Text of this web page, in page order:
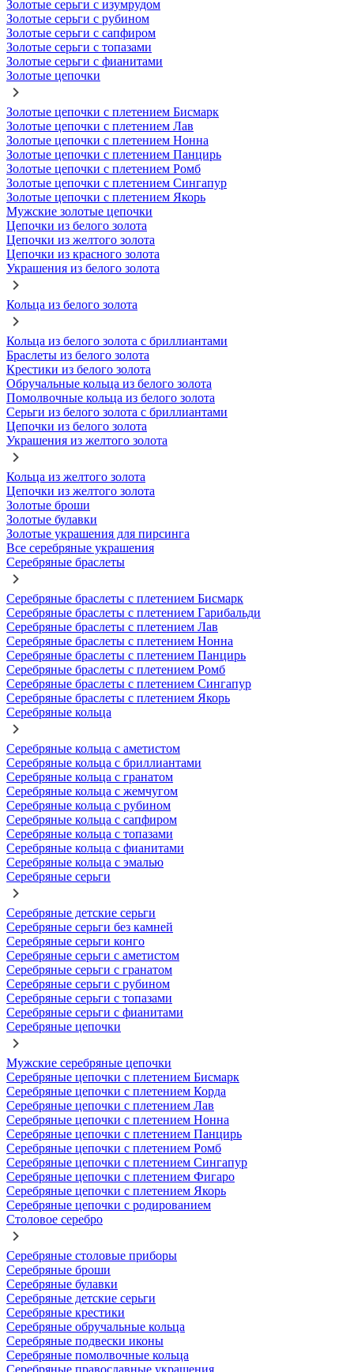
Золотые серьги с изумрудом
Золотые серьги с рубином
Золотые серьги с сапфиром
Золотые серьги с топазами
Золотые серьги с фианитами
Золотые цепочки
Золотые цепочки с плетением Бисмарк
Золотые цепочки с плетением Лав
Золотые цепочки с плетением Нонна
Золотые цепочки с плетением Панцирь
Золотые цепочки с плетением Ромб
Золотые цепочки с плетением Сингапур
Золотые цепочки с плетением Якорь
Мужские золотые цепочки
Цепочки из белого золота
Цепочки из желтого золота
Цепочки из красного золота
Украшения из белого золота
Кольца из белого золота
Кольца из белого золота с бриллиантами
Браслеты из белого золота
Крестики из белого золота
Обручальные кольца из белого золота
Помолвочные кольца из белого золота
Серьги из белого золота с бриллиантами
Цепочки из белого золота
Украшения из желтого золота
Кольца из желтого золота
Цепочки из желтого золота
Золотые броши
Золотые булавки
Золотые украшения для пирсинга
Все серебряные украшения
Серебряные браслеты
Серебряные браслеты с плетением Бисмарк
Серебряные браслеты с плетением Гарибальди
Серебряные браслеты с плетением Лав
Серебряные браслеты с плетением Нонна
Серебряные браслеты с плетением Панцирь
Серебряные браслеты с плетением Ромб
Серебряные браслеты с плетением Сингапур
Серебряные браслеты с плетением Якорь
Серебряные кольца
Серебряные кольца с аметистом
Серебряные кольца с бриллиантами
Серебряные кольца с гранатом
Серебряные кольца с жемчугом
Серебряные кольца с рубином
Серебряные кольца с сапфиром
Серебряные кольца с топазами
Серебряные кольца с фианитами
Серебряные кольца с эмалью
Серебряные серьги
Серебряные детские серьги
Серебряные серьги без камней
Серебряные серьги конго
Серебряные серьги с аметистом
Серебряные серьги с гранатом
Серебряные серьги с рубином
Серебряные серьги с топазами
Серебряные серьги с фианитами
Серебряные цепочки
Мужские серебряные цепочки
Серебряные цепочки с плетением Бисмарк
Серебряные цепочки с плетением Корда
Серебряные цепочки с плетением Лав
Серебряные цепочки с плетением Нонна
Серебряные цепочки с плетением Панцирь
Серебряные цепочки с плетением Ромб
Серебряные цепочки с плетением Сингапур
Серебряные цепочки с плетением Фигаро
Серебряные цепочки с плетением Якорь
Серебряные цепочки с родированием
Столовое серебро
Серебряные столовые приборы
Серебряные броши
Серебряные булавки
Серебряные детские серьги
Серебряные крестики
Серебряные обручальные кольца
Серебряные подвески иконы
Серебряные помолвочные кольца
Серебряные православные украшения